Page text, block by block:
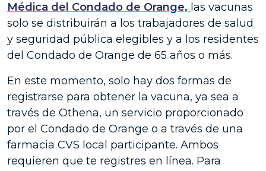
Médica del Condado de Orange, las vacunas
solo se distribuirán a los trabajadores de salud
y seguridad pública elegibles y a los residentes
del Condado de Orange de 65 años o más.
En este momento, solo hay dos formas de
registrarse para obtener la vacuna, ya sea a
través de Othena, un servicio proporcionado
por el Condado de Orange o a través de una
farmacia CVS local participante. Ambos
requieren que te registres en línea. Para